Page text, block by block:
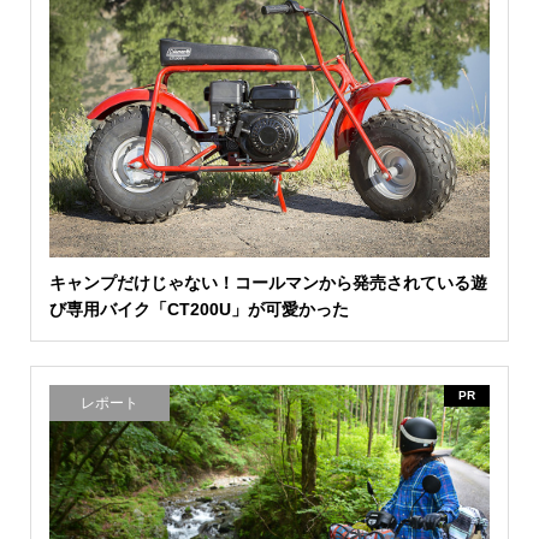
キャンプだけじゃない！コールマンから発売されている遊
び専用バイク「CT200U」が可愛かった
レポート PR